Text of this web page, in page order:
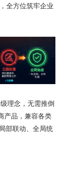
全方位筑牢企业
理念，无需推倒
产品，兼容各类
部联动、全局统